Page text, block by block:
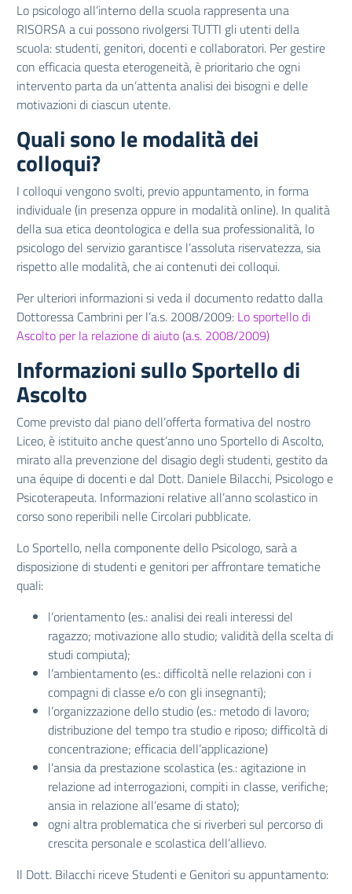
Lo psicologo all’interno della scuola rappresenta una
RISORSA a cui possono rivolgersi TUTTI gli utenti della
scuola: studenti, genitori, docenti e collaboratori. Per gestire
con efficacia questa eterogeneità, è prioritario che ogni
intervento parta da un’attenta analisi dei bisogni e delle
motivazioni di ciascun utente.
Quali sono le modalità dei
colloqui?
I colloqui vengono svolti, previo appuntamento, in forma
individuale (in presenza oppure in modalità online). In qualità
della sua etica deontologica e della sua professionalità, lo
psicologo del servizio garantisce l’assoluta riservatezza, sia
rispetto alle modalità, che ai contenuti dei colloqui.
Per ulteriori informazioni si veda il documento redatto dalla
Dottoressa Cambrini per l’a.s. 2008/2009: Lo sportello di
Ascolto per la relazione di aiuto (a.s. 2008/2009)
Informazioni sullo Sportello di
Ascolto
Come previsto dal piano dell’offerta formativa del nostro
Liceo, è istituito anche quest’anno uno Sportello di Ascolto,
mirato alla prevenzione del disagio degli studenti, gestito da
una équipe di docenti e dal Dott. Daniele Bilacchi, Psicologo e
Psicoterapeuta. Informazioni relative all’anno scolastico in
corso sono reperibili nelle Circolari pubblicate.
Lo Sportello, nella componente dello Psicologo, sarà a
disposizione di studenti e genitori per affrontare tematiche
quali:
l’orientamento (es.: analisi dei reali interessi del
ragazzo; motivazione allo studio; validità della scelta di
studi compiuta);
l’ambientamento (es.: difficoltà nelle relazioni con i
compagni di classe e/o con gli insegnanti);
l’organizzazione dello studio (es.: metodo di lavoro;
distribuzione del tempo tra studio e riposo; difficoltà di
concentrazione; efficacia dell’applicazione)
l’ansia da prestazione scolastica (es.: agitazione in
relazione ad interrogazioni, compiti in classe, verifiche;
ansia in relazione all’esame di stato);
ogni altra problematica che si riverberi sul percorso di
crescita personale e scolastica dell’allievo.
Il Dott. Bilacchi riceve Studenti e Genitori su appuntamento: